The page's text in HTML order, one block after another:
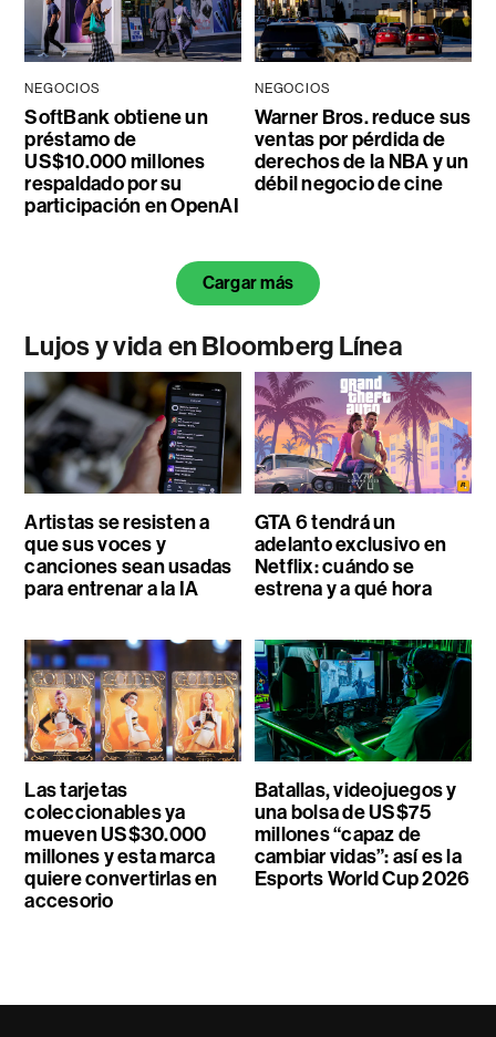
NEGOCIOS
SoftBank obtiene un
préstamo de
US$10.000 millones
respaldado por su
participación en OpenAI
NEGOCIOS
Warner Bros. reduce sus
ventas por pérdida de
derechos de la NBA y un
débil negocio de cine
Cargar más
Lujos y vida en Bloomberg Línea
Artistas se resisten a
que sus voces y
canciones sean usadas
para entrenar a la IA
GTA 6 tendrá un
adelanto exclusivo en
Netflix: cuándo se
estrena y a qué hora
Las tarjetas
coleccionables ya
mueven US$30.000
millones y esta marca
quiere convertirlas en
accesorio
Batallas, videojuegos y
una bolsa de US$75
millones “capaz de
cambiar vidas”: así es la
Esports World Cup 2026